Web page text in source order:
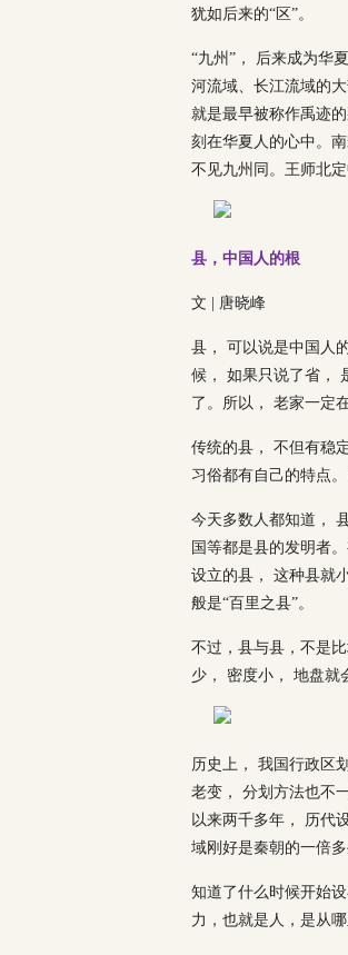
犹如后来的“区”。
“九州”， 后来成为华
河流域、长江流域的
就是最早被称作禹迹
刻在华夏人的心中。
不见九州同。王师北
县，中国人的根
文 | 唐晓峰
县， 可以说是中国人
候， 如果只说了省，
了。所以， 老家一定
传统的县， 不但有稳
习俗都有自己的特点
今天多数人都知道，
国等都是县的发明者
设立的县， 这种县就
般是“百里之县”。
不过，县与县，不是
少， 密度小， 地盘就
历史上， 我国行政区
老变， 分划方法也不
以来两千多年， 历代
域刚好是秦朝的一倍多
知道了什么时候开始
力，也就是人，是从哪